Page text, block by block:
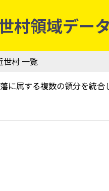
村領域デー
世村 一覧
に属する複数の領分を統